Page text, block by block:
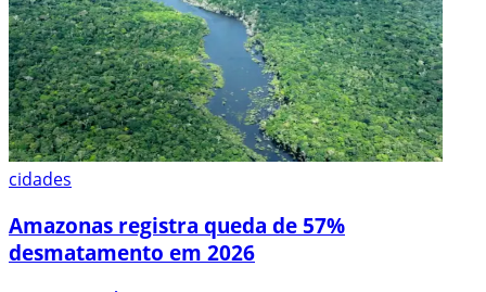
cidades
Amazonas registra queda de 57%
desmatamento em 2026